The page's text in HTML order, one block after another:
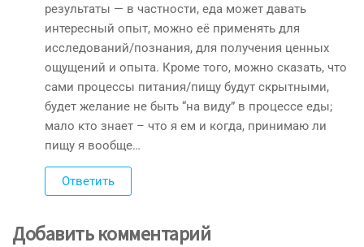
результаты — в частности, еда может давать
интересный опыт, можно её применять для
исследований/познания, для получения ценных
ощущений и опыта. Кроме того, можно сказать, что
сами процессы питания/пищу будут скрытными,
будет желание не быть “на виду” в процессе еды;
мало кто знает – что я ем и когда, принимаю ли
пищу я вообще…
Ответить
Добавить комментарий